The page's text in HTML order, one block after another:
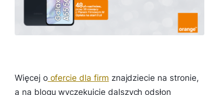
Więcej oofercie dla firm znajdziecie na stronie,
a na blogu wyczekujcie dalszych odsłon